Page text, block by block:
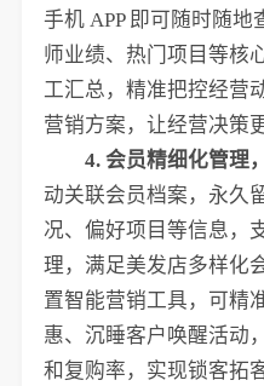
手机 APP 即可随时随
师业绩、热门项目等核
工汇总，精准把控经营
营销方案，让经营决策
4. 会员精细化管理
动关联会员档案，永久
况、偏好项目等信息，
理，满足美发店多样化
置智能营销工具，可精
惠、沉睡客户唤醒活动
和复购率，实现锁客拓